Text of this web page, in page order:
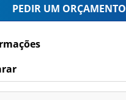
PEDIR UM ORÇAMENTO